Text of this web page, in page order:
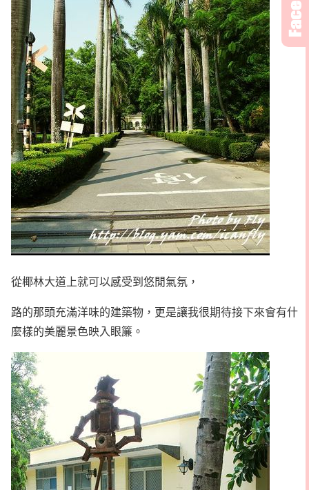
從椰林大道上就可以感受到悠閒氣氛，
路的那頭充滿洋味的建築物，更是讓我很期待接下來會有什
麼樣的美麗景色映入眼簾。